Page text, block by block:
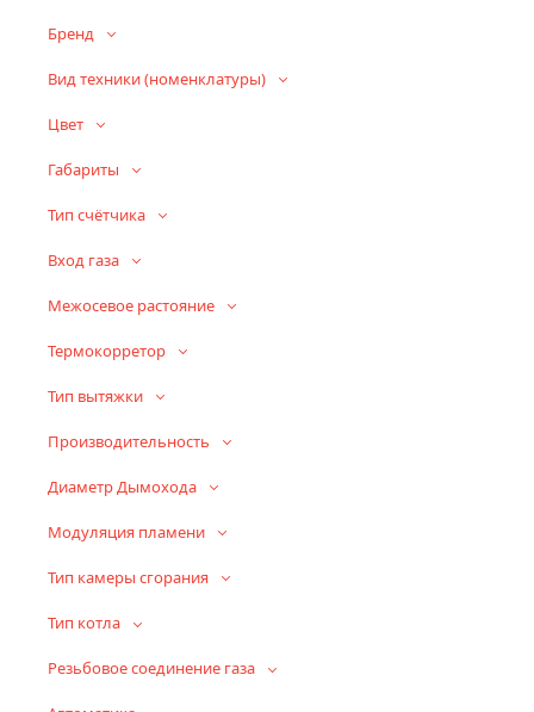
Бренд
Вид техники (номенклатуры)
Цвет
Габариты
Тип счётчика
Вход газа
Межосевое растояние
Термокорретор
Тип вытяжки
Производительность
Диаметр Дымохода
Модуляция пламени
Тип камеры сгорания
Тип котла
Резьбовое соединение газа